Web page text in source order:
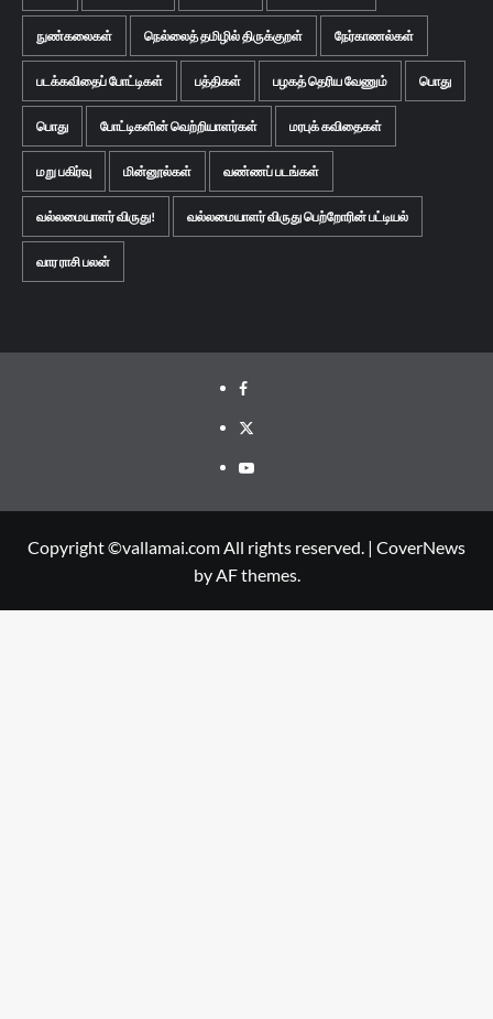
நுண்கலைகள் நெல்லைத் தமிழில் திருக்குறள் நேர்காணல்கள்
படக்கவிதைப் போட்டிகள் பத்திகள் பழகத் தெரிய வேணும் பொது
பொது போட்டிகளின் வெற்றியாளர்கள் மரபுக் கவிதைகள்
மறு பகிர்வு மின்னூல்கள் வண்ணப் படங்கள்
வல்லமையாளர் விருது! வல்லமையாளர் விருது பெற்றோரின் பட்டியல்
வார ராசி பலன்
Facebook
Twitter
Youtube
Copyright ©vallamai.com All rights reserved. | CoverNews
by AF themes.